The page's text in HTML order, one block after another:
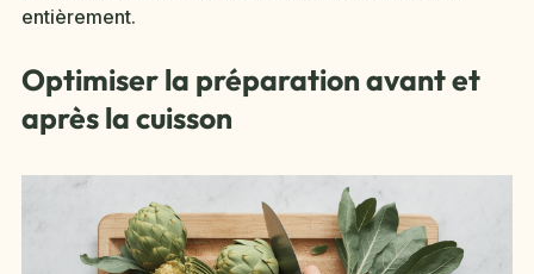
entièrement.
Optimiser la préparation avant et
après la cuisson